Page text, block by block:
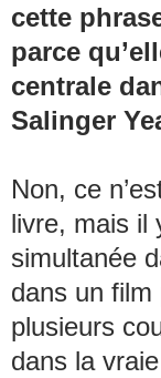
cette
parce
centrale
Salinger
Non, ce
livre, mais il
simultanée
dans un
plusieurs
dans la